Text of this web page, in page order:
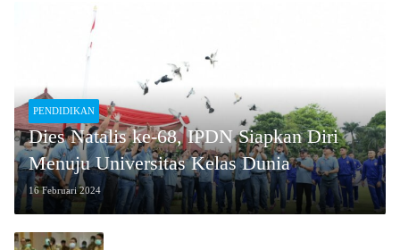
PENDIDIKAN
Dies Natalis ke-68, IPDN Siapkan Diri
Menuju Universitas Kelas Dunia
16 Februari 2024